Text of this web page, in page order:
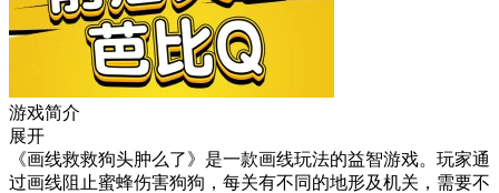
游戏简介
展开
《画线救救狗头肿么了》是一款画线玩法的益智游戏。玩家通
过画线阻止蜜蜂伤害狗狗，每关有不同的地形及机关，需要不